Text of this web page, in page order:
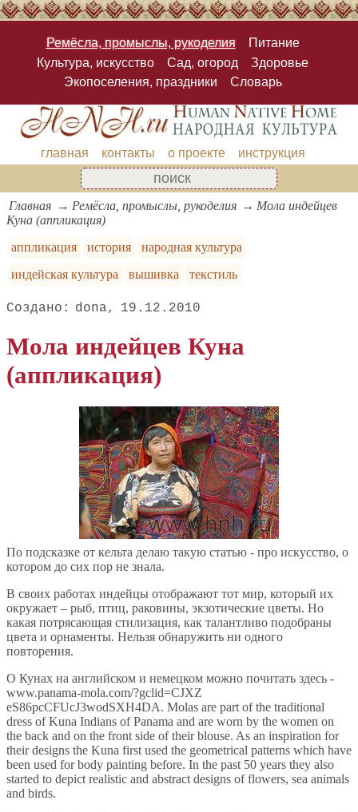
Ремёсла, промыслы, рукоделия
Питание
Культура, искусство
Сад, огород
Здоровье
Экопоселения, праздники
Словарь
главная контакты о проекте инструкция
Главная Ремёсла, промыслы, рукоделия
Мола индейцев
Куна (аппликация)
аппликация
история
народная культура
индейская культура
вышивка текстиль
dona 19.12.2010
Мола индейцев Куна
(аппликация)
По подсказке от кельта делаю такую статью - про искусство, о
котором до сих пор не знала.
В своих работах индейцы отображают тот мир, который их
окружает – рыб, птиц, раковины, экзотические цветы. Но
какая потрясающая стилизация, как талантливо подобраны
цвета и орнаменты. Нельзя обнаружить ни одного
повторения.
О Кунах на английском и немецком можно почитать здесь -
www.panama-mola.com/?gclid=CJXZ
eS86pcCFUcJ3wodSXH4DA. Molas are part of the traditional
dress of Kuna Indians of Panama and are worn by the women on
the back and on the front side of their blouse. As an inspiration for
their designs the Kuna first used the geometrical patterns which have
been used for body painting before. In the past 50 years they also
started to depict realistic and abstract designs of flowers, sea animals
and birds.